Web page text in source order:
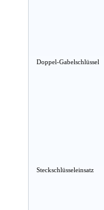
Doppel-Gabelschlüssel
Steckschlüsseleinsatz